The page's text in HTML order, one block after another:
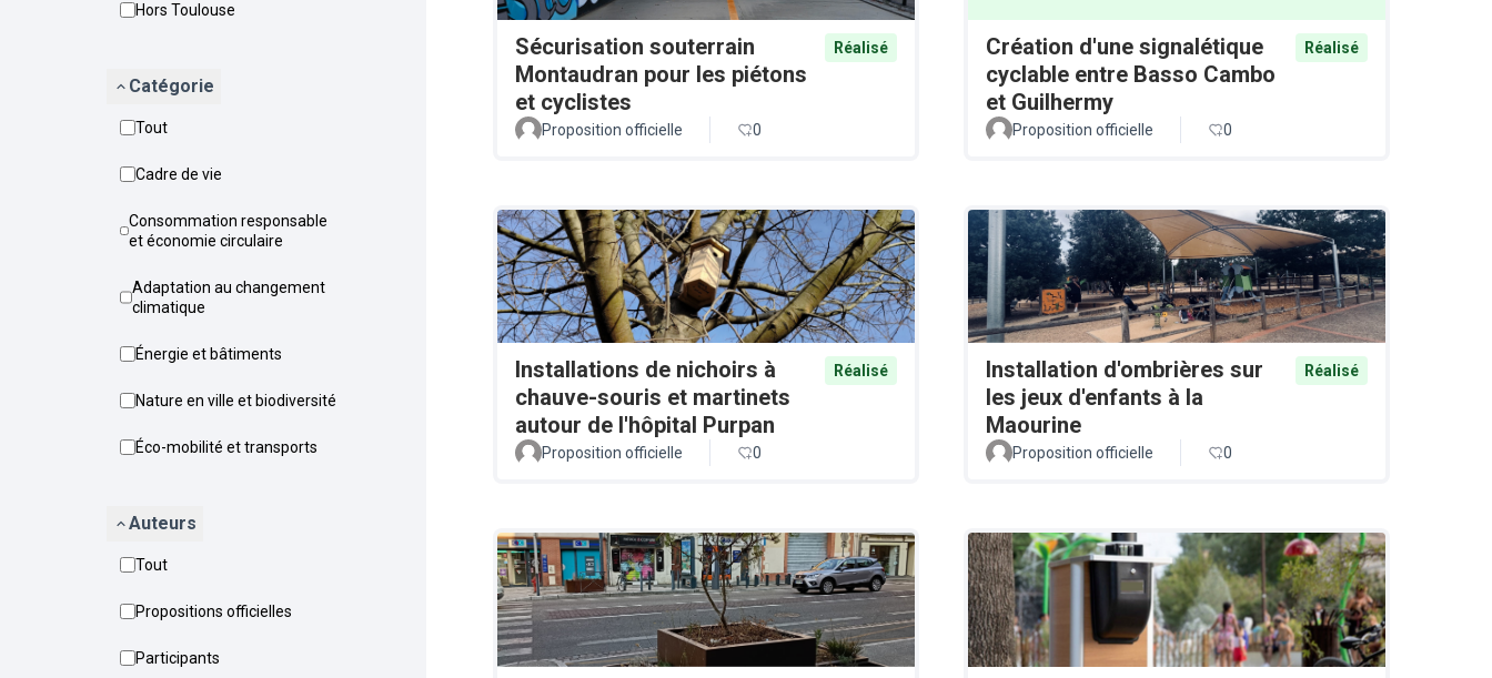
Hors Toulouse
Catégorie
Tout
Cadre de vie
Consommation responsable
et économie circulaire
Adaptation au changement
climatique
Énergie et bâtiments
Nature en ville et biodiversité
Éco-mobilité et transports
Auteurs
Tout
Propositions officielles
Participants
Sécurisation souterrain
Montaudran pour les piétons
et cyclistes
Réalisé
Proposition officielle 0
Création d'une signalétique
cyclable entre Basso Cambo
et Guilhermy
Réalisé
Proposition officielle 0
Installations de nichoirs à
chauve-souris et martinets
autour de l'hôpital Purpan
Réalisé
Proposition officielle 0
Installation d'ombrières sur
les jeux d'enfants à la
Maourine
Réalisé
Proposition officielle 0